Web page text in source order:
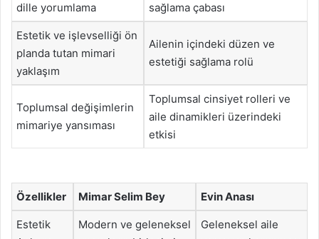
dille yorumlama
sağlama çabası
Estetik ve işlevselliği ön
planda tutan mimari
yaklaşım
Ailenin içindeki düzen ve
estetiği sağlama rolü
Toplumsal değişimlerin
mimariye yansıması
Toplumsal cinsiyet rolleri ve
aile dinamikleri üzerindeki
etkisi
Özellikler Mimar Selim Bey Evin Anası
Estetik
Modern ve geleneksel
Geleneksel aile